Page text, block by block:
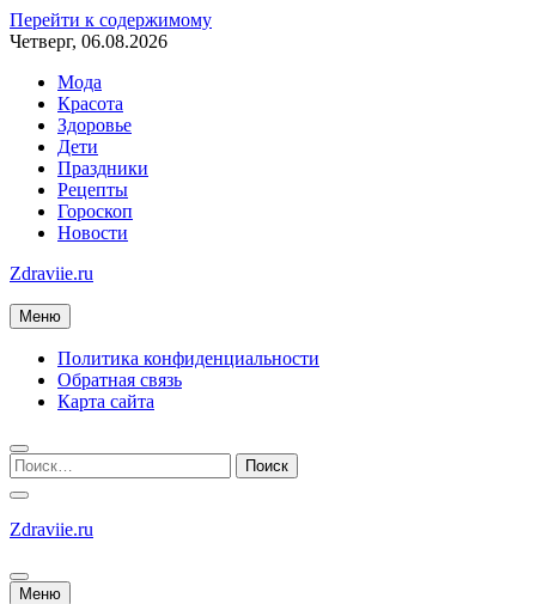
Перейти к содержимому
Четверг, 06.08.2026
Мода
Красота
Здоровье
Дети
Праздники
Рецепты
Гороскоп
Новости
Zdraviie.ru
Меню
Политика конфиденциальности
Обратная связь
Карта сайта
Zdraviie.ru
Меню